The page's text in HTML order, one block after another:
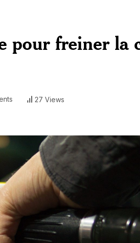
pour freiner la
27 Views